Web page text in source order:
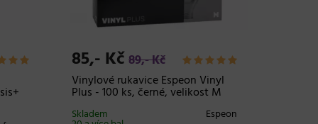
85,- Kč 89,- Kč
Vinylové rukavice Espeon Vinyl
Plus - 100 ks, černé, velikost M
Espeon
Skladem